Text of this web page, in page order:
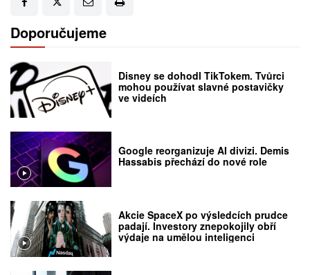
Doporučujeme
Disney se dohodl TikTokem. Tvůrci
mohou používat slavné postavičky
ve videích
Google reorganizuje AI divizi. Demis
Hassabis přechází do nové role
Akcie SpaceX po výsledcích prudce
padají. Investory znepokojily obří
výdaje na umělou inteligenci